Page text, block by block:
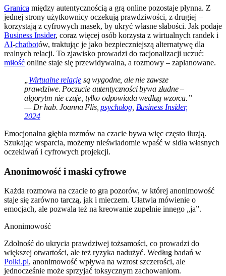
Granica między autentycznością a grą online pozostaje płynna. Z
jednej strony użytkownicy oczekują prawdziwości, z drugiej –
korzystają z cyfrowych masek, by ukryć własne słabości. Jak podaje
Business Insider, coraz więcej osób korzysta z wirtualnych randek i
AI-chatbotów, traktując je jako bezpieczniejszą alternatywę dla
realnych relacji. To zjawisko prowadzi do racjonalizacji uczuć:
miłość online staje się przewidywalna, a rozmowy – zaplanowane.
Wirtualne relacje są wygodne, ale nie zawsze
prawdziwe. Poczucie autentyczności bywa złudne –
algorytm nie czuje, tylko odpowiada według wzorca.”
— Dr hab. Joanna Flis,psycholog, Business Insider,
2024
Emocjonalna głębia rozmów na czacie bywa więc często iluzją.
Szukając wsparcia, możemy nieświadomie wpaść w sidła własnych
oczekiwań i cyfrowych projekcji.
Anonimowość i maski cyfrowe
Każda rozmowa na czacie to gra pozorów, w której anonimowość
staje się zarówno tarczą, jak i mieczem. Ułatwia mówienie o
emocjach, ale pozwala też na kreowanie zupełnie innego „ja”.
Anonimowość
Zdolność do ukrycia prawdziwej tożsamości, co prowadzi do
większej otwartości, ale też ryzyka nadużyć. Według badań w
Polki.pl, anonimowość wpływa na wzrost szczerości, ale
jednocześnie może sprzyjać toksycznym zachowaniom.